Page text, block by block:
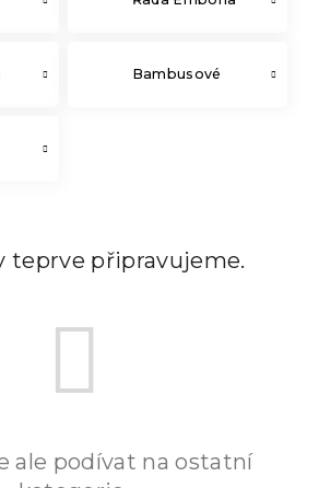
Bambusové
teprve připravujeme.
ale podívat na ostatní